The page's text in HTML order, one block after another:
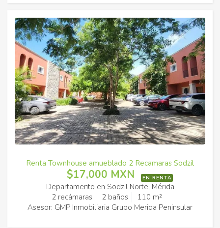
Renta Townhouse amueblado 2 Recamaras Sodzil
$17,000 MXN EN RENTA
Departamento en Sodzil Norte, Mérida
2 recámaras
2 baños
110 m²
Asesor: GMP Inmobiliaria Grupo Merida Peninsular